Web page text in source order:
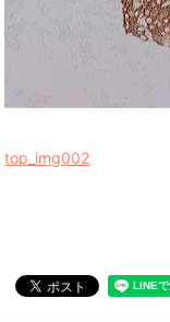
top_img002